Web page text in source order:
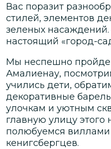
Вас поразит
стилей, элементов
зеленых
настоящий «город-
Мы неспешно
Амалиенау,
учились дети,
декоративные
улочкам и уютным
главную улицу этого
полюбуемся
кенигсбергцев.